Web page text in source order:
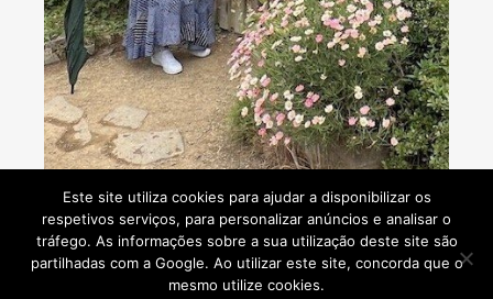
Consultoria de viagens - Agente de Viagens
Este site utiliza cookies para ajudar a disponibilizar os
respetivos serviços, para personalizar anúncios e analisar o
tráfego. As informações sobre a sua utilização deste site são
partilhadas com a Google. Ao utilizar este site, concorda que o
mesmo utilize cookies.